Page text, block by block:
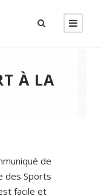
À LA
de
des Sports
facile et